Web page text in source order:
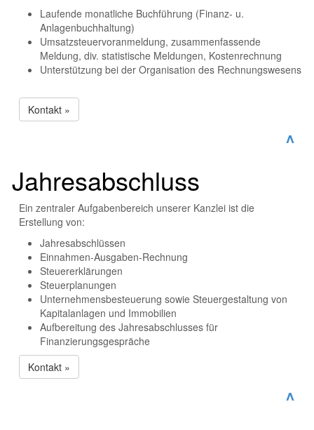
Laufende monatliche Buchführung (Finanz- u.
Anlagenbuchhaltung)
Umsatzsteuervoranmeldung, zusammenfassende
Meldung, div. statistische Meldungen, Kostenrechnung
Unterstützung bei der Organisation des Rechnungswesens
Kontakt »
^
Jahresabschluss
Ein zentraler Aufgabenbereich unserer Kanzlei ist die
Erstellung von:
Jahresabschlüssen
Einnahmen-Ausgaben-Rechnung
Steuererklärungen
Steuerplanungen
Unternehmensbesteuerung sowie Steuergestaltung von
Kapitalanlagen und Immobilien
Aufbereitung des Jahresabschlusses für
Finanzierungsgespräche
Kontakt »
^